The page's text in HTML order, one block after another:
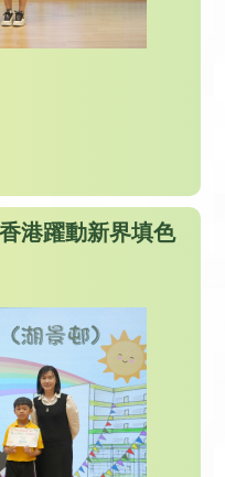
港躍動新界填色